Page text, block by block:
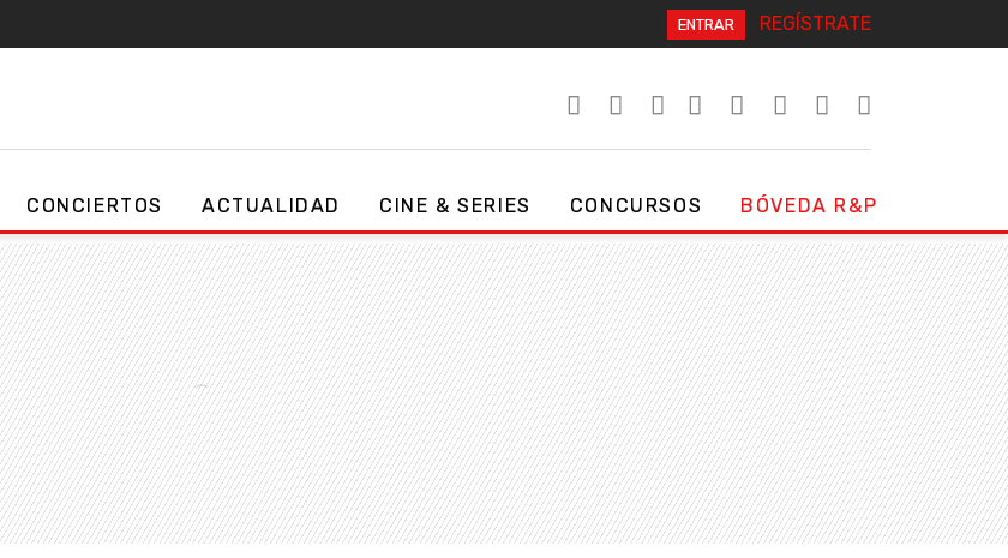
ENTRAR REGÍSTRATE
CONCIERTOS ACTUALIDAD CINE & SERIES CONCURSOS BÓVEDA R&P